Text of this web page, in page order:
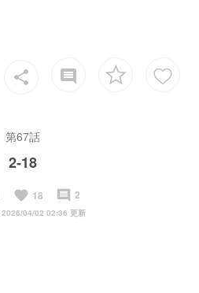
share insert_comment
第67話
2‐18
favorite 18 insert_comment 2
2026/04/02 02:36 更新